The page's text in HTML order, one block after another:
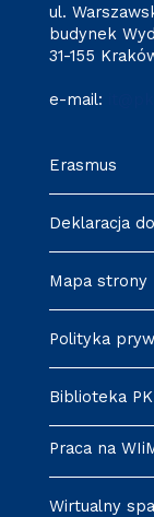
ul.
budynek
31-155
e-mail:
Erasmus
Deklaracja
Mapa strony
Polityka
Biblioteka PK
Praca na
Wirtualny